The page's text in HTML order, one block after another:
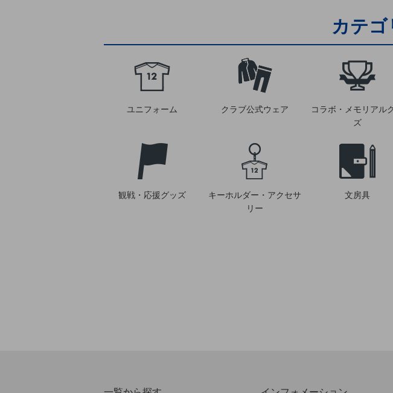
カテ
ユニフォーム クラブ公式ウェア
コラボ・メモリアル
ズ
観戦・応援グッズ
キーホルダー・アクセサ
リー
文房具